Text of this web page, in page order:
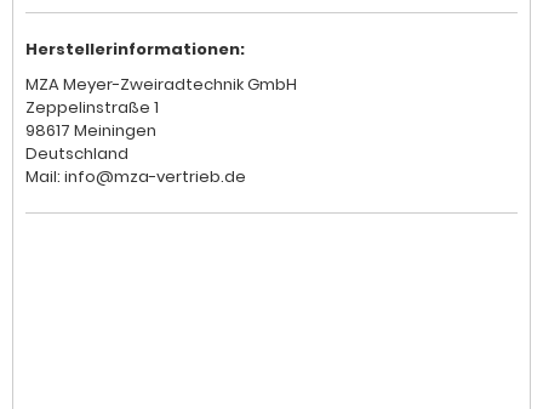
Herstellerinformationen:
MZA Meyer-Zweiradtechnik GmbH
Zeppelinstraße 1
98617 Meiningen
Deutschland
Mail: info@mza-vertrieb.de